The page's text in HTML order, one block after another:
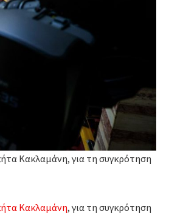
Κακλαμάνη, για τη συγκρότηση
Κακλαμάνη, για τη συγκρότηση